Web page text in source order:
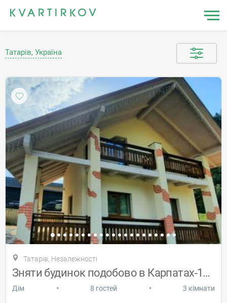
Татарів, Україна
Татарів, Незалежності
Зняти будинок подобово в Карпатах-1500
Дiм • 8 гостей • 3 кімнати